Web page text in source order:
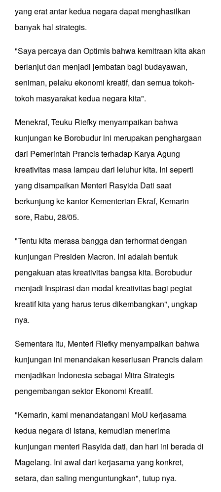
yang erat antar kedua negara dapat menghasilkan
banyak hal strategis.
"Saya percaya dan Optimis bahwa kemitraan kita akan
berlanjut dan menjadi jembatan bagi budayawan,
seniman, pelaku ekonomi kreatif, dan semua tokoh-
tokoh masyarakat kedua negara kita".
Menekraf, Teuku Riefky menyampaikan bahwa
kunjungan ke Borobudur ini merupakan penghargaan
dari Pemerintah Prancis terhadap Karya Agung
kreativitas masa lampau dari leluhur kita. Ini seperti
yang disampaikan Menteri Rasyida Dati saat
berkunjung ke kantor Kementerian Ekraf, Kemarin
sore, Rabu, 28/05.
"Tentu kita merasa bangga dan terhormat dengan
kunjungan Presiden Macron. Ini adalah bentuk
pengakuan atas kreativitas bangsa kita. Borobudur
menjadi Inspirasi dan modal kreativitas bagi pegiat
kreatif kita yang harus terus dikembangkan", ungkap
nya.
Sementara itu, Menteri Riefky menyampaikan bahwa
kunjungan ini menandakan keseriusan Prancis dalam
menjadikan Indonesia sebagai Mitra Strategis
pengembangan sektor Ekonomi Kreatif.
"Kemarin, kami menandatangani MoU kerjasama
kedua negara di Istana, kemudian menerima
kunjungan menteri Rasyida dati, dan hari ini berada di
Magelang. Ini awal dari kerjasama yang konkret,
setara, dan saling menguntungkan", tutup nya.